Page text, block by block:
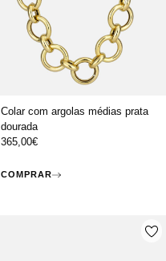
Colar com argolas médias prata
dourada
365,00€
COMPRAR